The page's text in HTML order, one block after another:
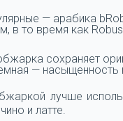
— арабика
в то время как
сохраняет
— насыщенность
лучше
и латте.